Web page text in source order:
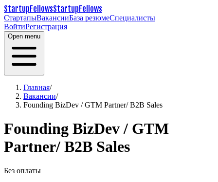
StartupFellowsStartupFellows
СтартапыВакансииБаза резюмеСпециалисты
ВойтиРегистрация
Open menu
Главная/
Вакансии/
Founding BizDev / GTM Partner/ B2B Sales
Founding BizDev / GTM
Partner/ B2B Sales
Без оплаты